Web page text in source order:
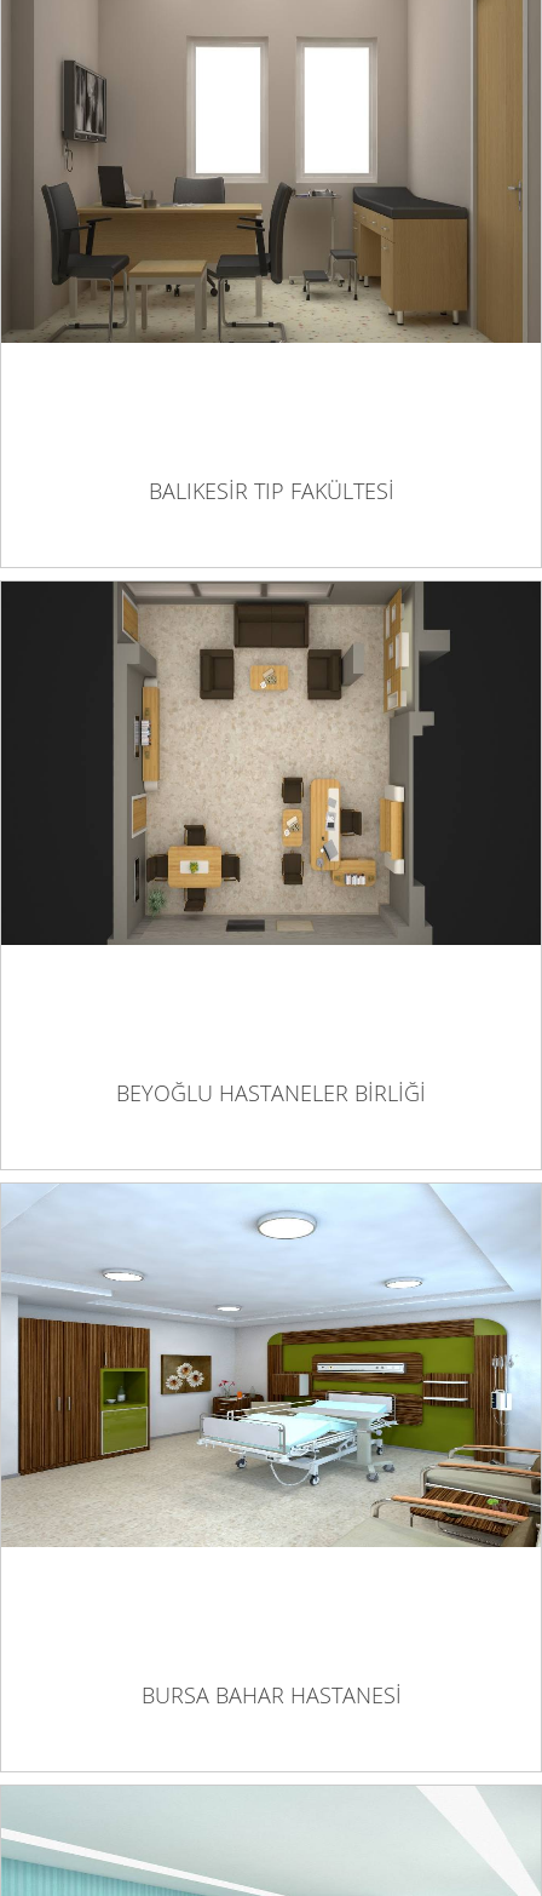
BALIKESİR TIP FAKÜLTESİ
BALIKESİR TIP FAKÜLTESİ
BEYOĞLU HASTANELER BİRLİĞİ
BEYOĞLU HASTANELER BİRLİĞİ
BURSA BAHAR HASTANESİ
BURSA BAHAR HASTANESİ